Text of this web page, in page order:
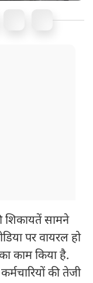
शिकायतें सामने
पर वायरल हो
काम किया है.
की तेजी